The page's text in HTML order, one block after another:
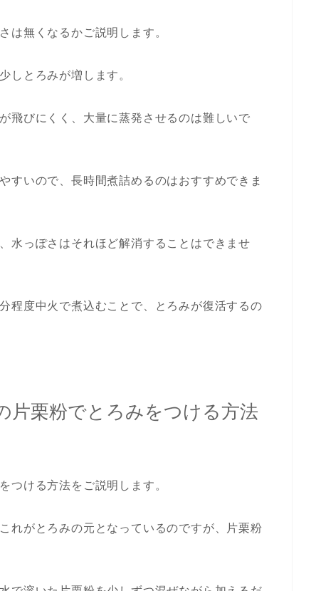
は無くなるかご説明します。
しとろみが増します。
飛びにくく、大量に蒸発させるのは難しいで
すいので、長時間煮詰めるのはおすすめできま
水っぽさはそれほど解消することはできませ
程度中火で煮込むことで、とろみが復活するの
片栗粉でとろみをつける方法
つける方法をご説明します。
れがとろみの元となっているのですが、片栗粉